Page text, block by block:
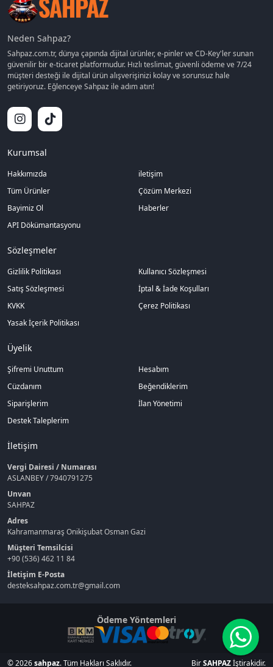
Neden Sahpaz?
Sahpaz.com.tr, dünya çapında dijital ürünler, e-pinler ve CD-Key'ler sunan
güvenilir bir e-ticaret platformudur. Hızlı teslimat, güvenli ödeme ve 7/24
müşteri desteği ile dijital ürün alışverişinizi kolay ve sorunsuz hale
getiriyoruz. Eğlenceye Sahpaz ile adım atın!
Kurumsal
Hakkımızda
iletişim
Tüm Ürünler
Çözüm Merkezi
Bayimiz Ol
Haberler
API Dökümantasyonu
Sözleşmeler
Gizlilik Politikası
Kullanıcı Sözleşmesi
Satış Sözleşmesi
İptal & İade Koşulları
KVKK
Çerez Politikası
Yasak İçerik Politikası
Üyelik
Şifremi Unuttum
Hesabım
Cüzdanım
Beğendiklerim
Siparişlerim
İlan Yönetimi
Destek Taleplerim
İletişim
Vergi Dairesi / Numarası
ASLANBEY / 7940791275
Unvan
SAHPAZ
Adres
Kahramanmaraş Onikişubat Osman Gazi
Müşteri Temsilcisi
+90 (536) 462 11 84
İletişim E-Posta
desteksahpaz.com.tr@gmail.com
Ödeme Yöntemleri
© 2026sahpaz. Tüm Hakları Saklıdır. BirSAHPAZİştirakidir.